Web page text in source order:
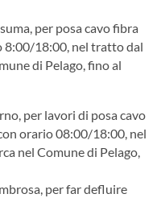
per posa cavo fibra
8:00/18:00, nel tratto dal
di Pelago, fino al
per lavori di posa cavo
orario 08:00/18:00, nel
nel Comune di Pelago,
per far defluire